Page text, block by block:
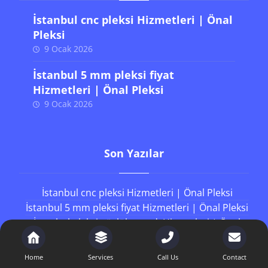
İstanbul cnc pleksi Hizmetleri | Önal
Pleksi
9 Ocak 2026
İstanbul 5 mm pleksi fiyat
Hizmetleri | Önal Pleksi
9 Ocak 2026
Son Yazılar
İstanbul cnc pleksi Hizmetleri | Önal Pleksi
İstanbul 5 mm pleksi fiyat Hizmetleri | Önal Pleksi
İstanbul pleksi gözlük standı Hizmetleri | Önal
İstanbul plexiglass metrekare fiyatları Hizmetleri
Home Services Call Us Contact